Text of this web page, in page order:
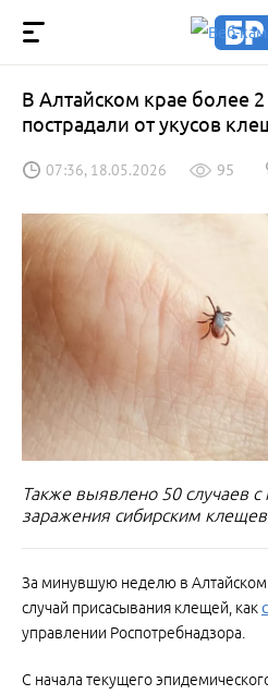
В Алтайском крае более
пострадали от укусов
07:36, 18.05.2026 95
Также выявлено 50 случаев
заражения сибирским
За минувшую неделю в Алтайском
случай присасывания клещей, как
управлении Роспотребнадзора.
С начала текущего